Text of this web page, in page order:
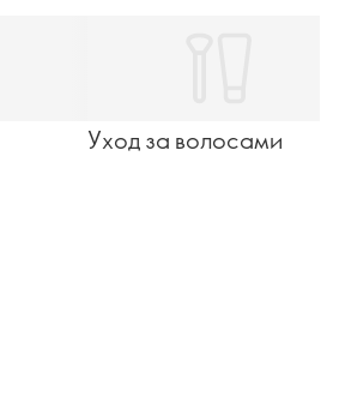
Уход за волосами